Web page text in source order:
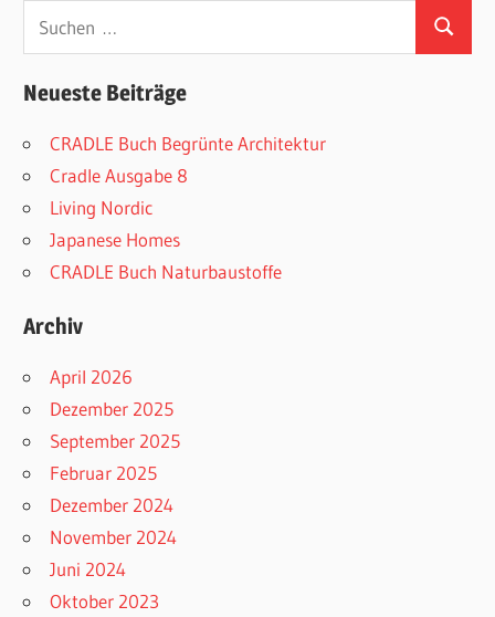
Suchen
Neueste Beiträge
CRADLE Buch Begrünte Architektur
Cradle Ausgabe 8
Living Nordic
Japanese Homes
CRADLE Buch Naturbaustoffe
Archiv
April 2026
Dezember 2025
September 2025
Februar 2025
Dezember 2024
November 2024
Juni 2024
Oktober 2023